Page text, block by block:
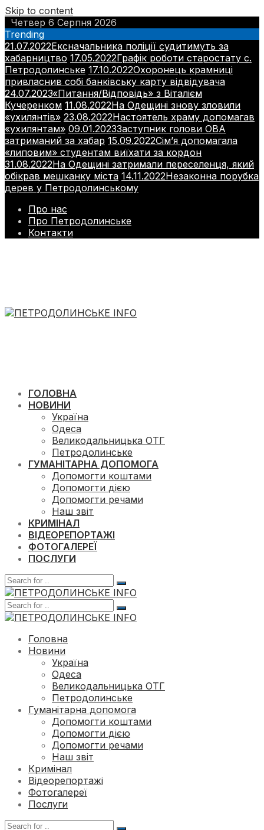
Skip to content
Четвер 6 Серпня 2026
Trending
21.07.2022Ексначальника поліції судитимуть за
хабарництво 17.05.2022Графік роботи старостату с.
Петродолинське 17.10.2022Охоронець крамниці
привласнив собі банківську карту відвідувача
24.07.2023«Питання/Відповідь» з Віталієм
Кучеренком 11.08.2022На Одещині знову зловили
«ухилянтів» 23.08.2022Настоятель храму допомагав
«ухилянтам» 09.01.2023Заступник голови ОВА
затриманий за хабар 15.09.2022Сім’я допомагала
«липовим» студентам виїхати за кордон
31.08.2022На Одещині затримали переселенця, який
обікрав мешканку міста 14.11.2022Незаконна порубка
дерев у Петродолинському
Про нас
Про Петродолинське
Контакти
ГОЛОВНА
НОВИНИ
Україна
Одеса
Великодальницька ОТГ
Петродолинське
ГУМАНІТАРНА ДОПОМОГА
Допомогти коштами
Допомогти дією
Допомогти речами
Наш звіт
КРИМІНАЛ
ВІДЕОРЕПОРТАЖІ
ФОТОГАЛЕРЕЇ
ПОСЛУГИ
Головна
Новини
Україна
Одеса
Великодальницька ОТГ
Петродолинське
Гуманітарна допомога
Допомогти коштами
Допомогти дією
Допомогти речами
Наш звіт
Кримінал
Відеорепортажі
Фотогалереї
Послуги